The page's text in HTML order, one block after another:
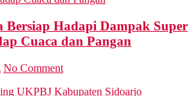
Bersiap Hadapi Dampak Super
Cuaca dan Pangan
No Comment